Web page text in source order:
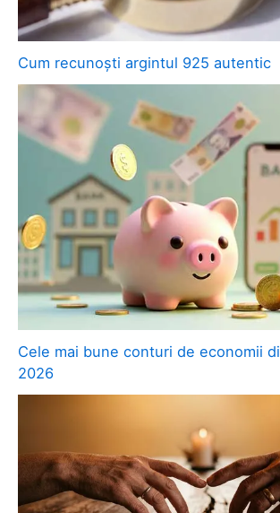
Cum recunoști argintul 925 autentic
Cele mai bune conturi de economii
2026